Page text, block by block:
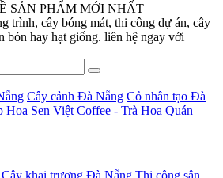
SẢN PHẨM MỚI NHẤT
trình, cây bóng mát, thi công dự án, cây
bón hay hạt giống. liên hệ ngay với
Cây cảnh Đà Nẵng Cỏ nhân tạo Đà
Hoa Sen Việt Coffee - Trà Hoa Quán
Cây khai trương Đà Nẵng Thi công sân